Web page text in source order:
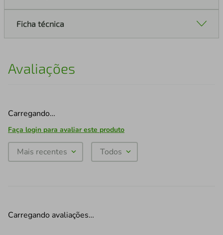
Ficha técnica
Avaliações
Carregando…
Faça login para avaliar este produto
Mais recentes Todos
Carregando avaliações…